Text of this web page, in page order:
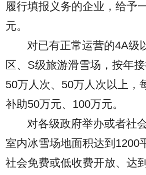
履行填报义务的企业，给予
元。
对已有正常运营的4A级
区、S级旅游滑雪场，按年
50万人次、50万人次以上，
补助50万元、100万元。
对各级政府举办或者社
室内冰雪场地面积达到1200
社会免费或低收费开放、达